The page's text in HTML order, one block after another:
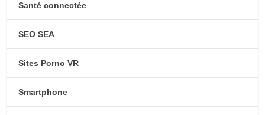
Santé connectée
SEO SEA
Sites Porno VR
Smartphone